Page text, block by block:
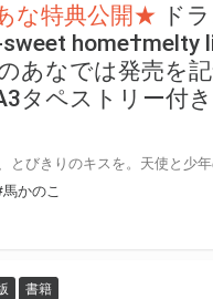
な特典公開★ ド
home†melty
あなでは発売を
タペストリー付
かのこ
書籍